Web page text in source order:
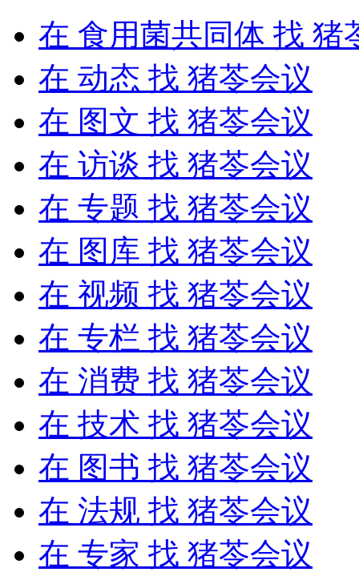
在 食用菌共同体 找 猪
在 动态 找 猪苓会议
在 图文 找 猪苓会议
在 访谈 找 猪苓会议
在 专题 找 猪苓会议
在 图库 找 猪苓会议
在 视频 找 猪苓会议
在 专栏 找 猪苓会议
在 消费 找 猪苓会议
在 技术 找 猪苓会议
在 图书 找 猪苓会议
在 法规 找 猪苓会议
在 专家 找 猪苓会议